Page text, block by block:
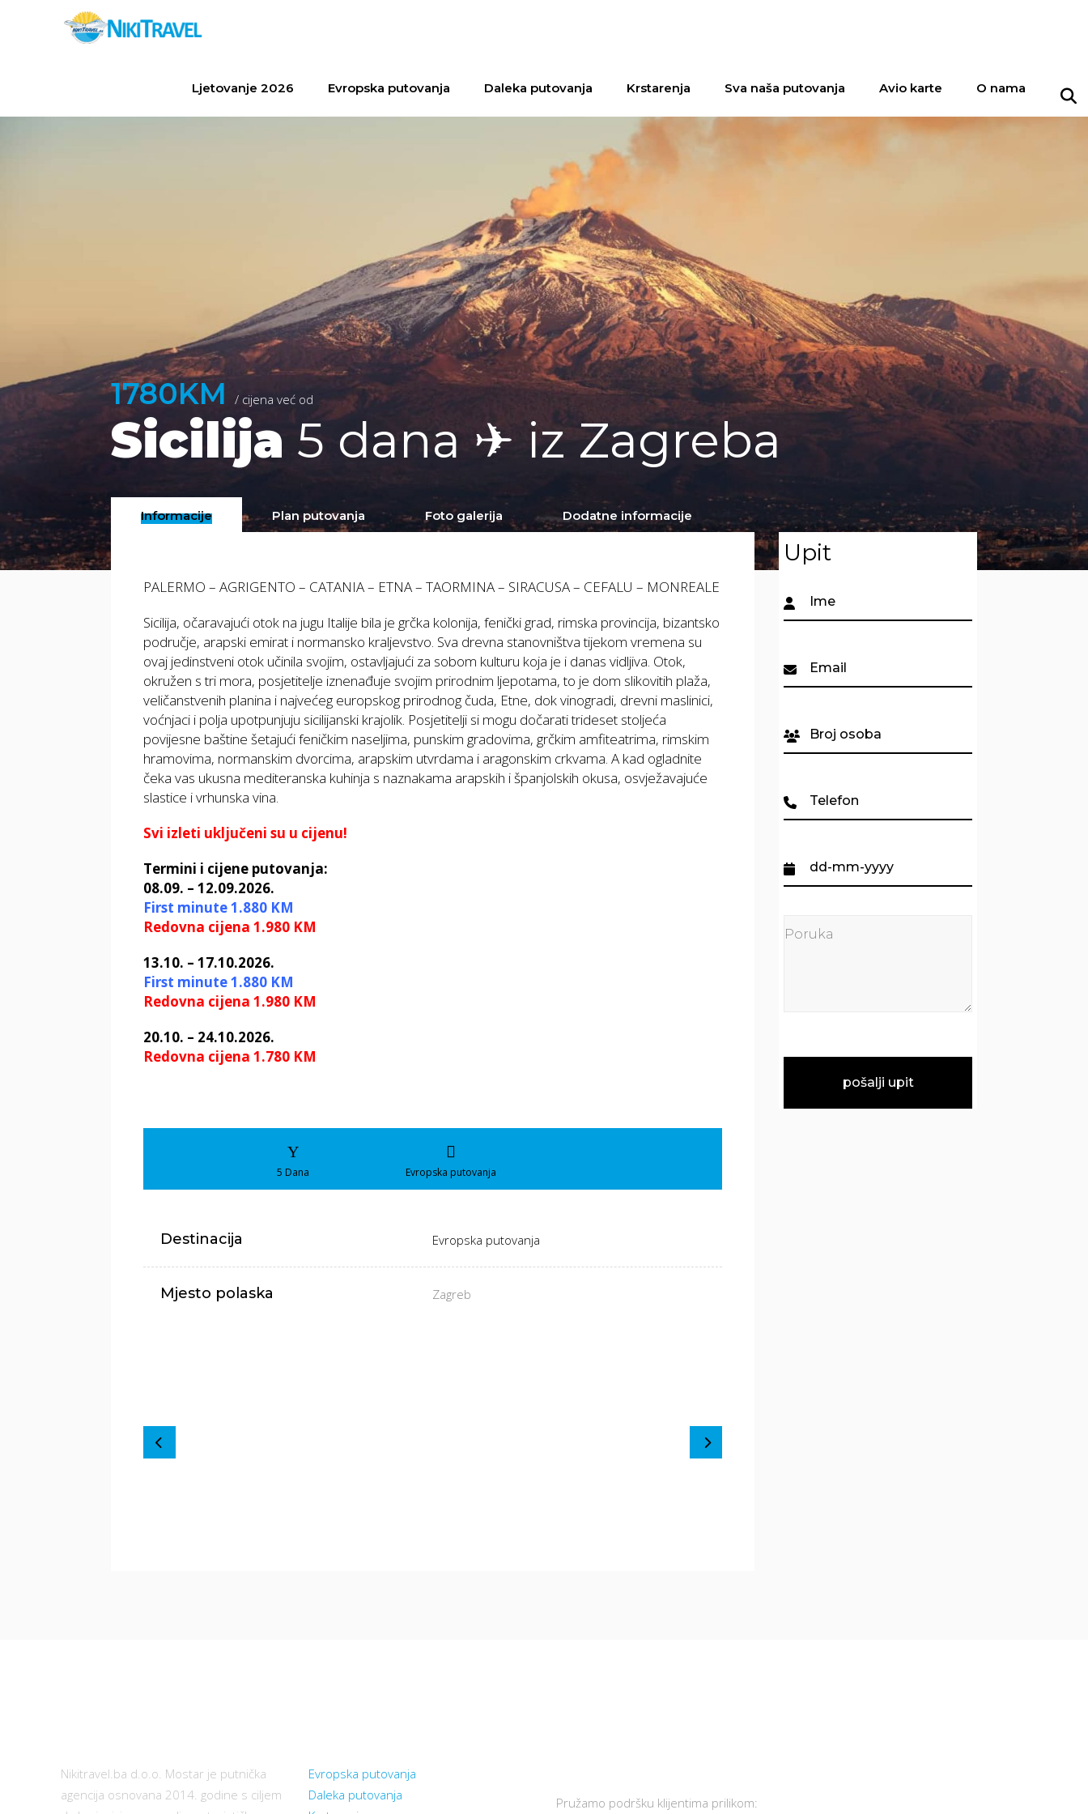
Ljetovanje 2026 Evropska putovanja Daleka putovanja Krstarenja Sva naša putovanja Avio karte O nama
1780KM / cijena već od
Sicilija5 dana ✈ iz Zagreba
Informacije Plan putovanja Foto galerija Dodatne informacije
PALERMO – AGRIGENTO – CATANIA – ETNA – TAORMINA – SIRACUSA – CEFALU – MONREALE
Sicilija, očaravajući otok na jugu Italije bila je grčka kolonija, fenički grad, rimska provincija, bizantsko
područje, arapski emirat i normansko kraljevstvo. Sva drevna stanovništva tijekom vremena su
ovaj jedinstveni otok učinila svojim, ostavljajući za sobom kulturu koja je i danas vidljiva. Otok,
okružen s tri mora, posjetitelje iznenađuje svojim prirodnim ljepotama, to je dom slikovitih plaža,
veličanstvenih planina i najvećeg europskog prirodnog čuda, Etne, dok vinogradi, drevni maslinici,
voćnjaci i polja upotpunjuju sicilijanski krajolik. Posjetitelji si mogu dočarati trideset stoljeća
povijesne baštine šetajući feničkim naseljima, punskim gradovima, grčkim amfiteatrima, rimskim
hramovima, normanskim dvorcima, arapskim utvrdama i aragonskim crkvama. A kad ogladnite
čeka vas ukusna mediteranska kuhinja s naznakama arapskih i španjolskih okusa, osvježavajuće
slastice i vrhunska vina.
Svi izleti uključeni su u cijenu!
Termini i cijene putovanja:
08.09. – 12.09.2026.
First minute 1.880 KM
Redovna cijena 1.980 KM
13.10. – 17.10.2026.
First minute 1.880 KM
Redovna cijena 1.980 KM
20.10. – 24.10.2026.
Redovna cijena 1.780 KM
5 Dana Evropska putovanja
Destinacija Evropska putovanja
Mjesto polaska Zagreb
Upit
Nikitravel.ba d.o.o. Mostar je putnička
agencija osnovana 2014. godine s ciljem
Evropska putovanja
Daleka putovanja
Pružamo podršku klijentima prilikom: